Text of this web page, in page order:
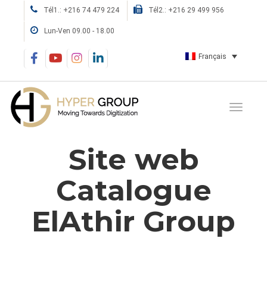
Tél1.: +216 74 479 224 Tél2.: +216 29 499 956
Lun-Ven 09.00 - 18.00
Français
Site web
Catalogue
ElAthir Group